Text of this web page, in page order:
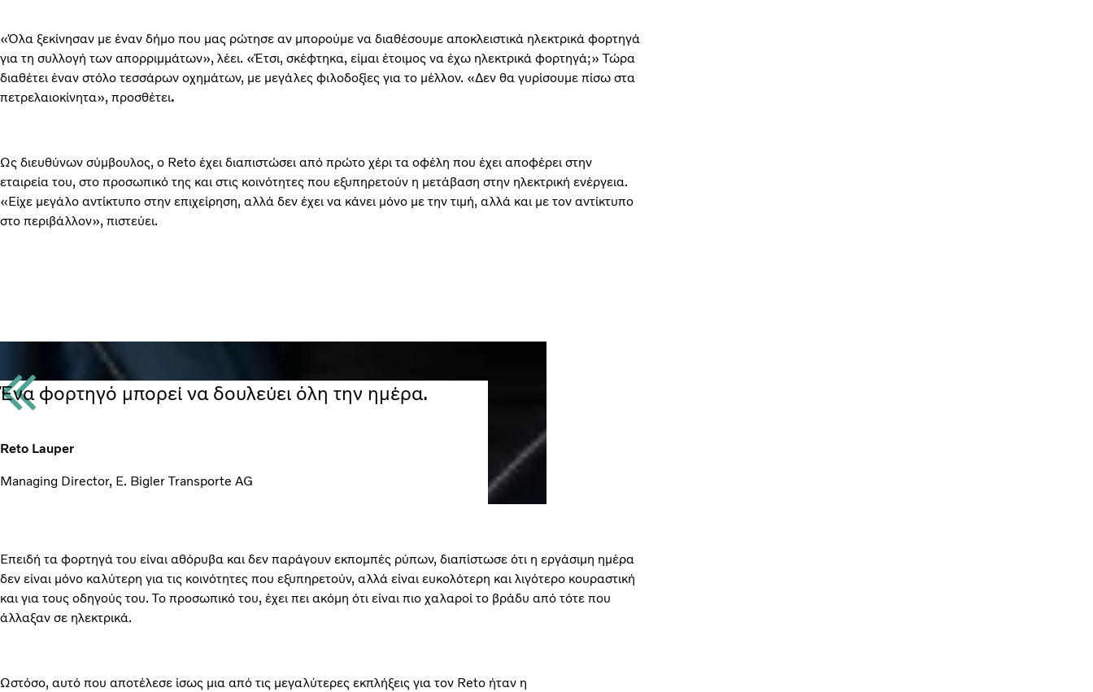
«Όλα ξεκίνησαν με έναν δήμο που μας ρώτησε αν μπορούμε να διαθέσουμε αποκλειστικά ηλεκτρικά φορτηγά
για τη συλλογή των απορριμμάτων», λέει. «Έτσι, σκέφτηκα, είμαι έτοιμος να έχω ηλεκτρικά φορτηγά;» Τώρα
διαθέτει έναν στόλο τεσσάρων οχημάτων, με μεγάλες φιλοδοξίες για το μέλλον. «Δεν θα γυρίσουμε πίσω στα
πετρελαιοκίνητα», προσθέτει.
Ως διευθύνων σύμβουλος, ο Reto έχει διαπιστώσει από πρώτο χέρι τα οφέλη που έχει αποφέρει στην
εταιρεία του, στο προσωπικό της και στις κοινότητες που εξυπηρετούν η μετάβαση στην ηλεκτρική ενέργεια.
«Είχε μεγάλο αντίκτυπο στην επιχείρηση, αλλά δεν έχει να κάνει μόνο με την τιμή, αλλά και με τον αντίκτυπο
στο περιβάλλον», πιστεύει.
Ένα φορτηγό μπορεί να δουλεύει όλη την ημέρα.
Reto Lauper
Managing Director, E. Bigler Transporte AG
Επειδή τα φορτηγά του είναι αθόρυβα και δεν παράγουν εκπομπές ρύπων, διαπίστωσε ότι η εργάσιμη ημέρα
δεν είναι μόνο καλύτερη για τις κοινότητες που εξυπηρετούν, αλλά είναι ευκολότερη και λιγότερο κουραστική
και για τους οδηγούς του. Το προσωπικό του, έχει πει ακόμη ότι είναι πιο χαλαροί το βράδυ από τότε που
άλλαξαν σε ηλεκτρικά.
Ωστόσο, αυτό που αποτέλεσε ίσως μια από τις μεγαλύτερες εκπλήξεις για τον Reto ήταν η